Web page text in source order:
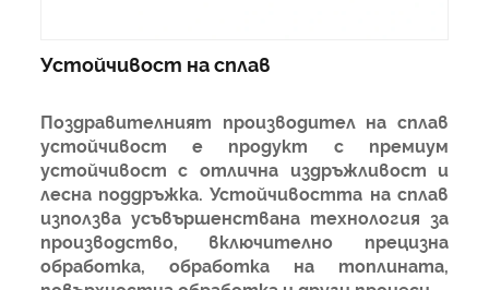
Устойчивост на сплав
Поздравителният производител на сплав
устойчивост е продукт с премиум
устойчивост с отлична издръжливост и
лесна поддръжка. Устойчивостта на сплав
използва усъвършенствана технология за
производство, включително прецизна
обработка, обработка на топлината,